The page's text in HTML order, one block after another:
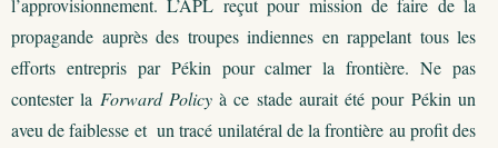
l’approvisionnement. L’APL reçut pour mission de faire de la
propagande auprès des troupes indiennes en rappelant tous les
efforts entrepris par Pékin pour calmer la frontière. Ne pas
contester la Forward Policyà ce stade aurait été pour Pékin un
aveu de faiblesse et un tracé unilatéral de la frontière au profit des